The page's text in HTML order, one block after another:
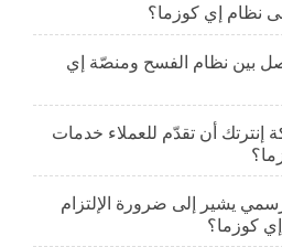
نظام إي كوزما؟
بين نظام الفسح ومنصّة إي
أن تقدّم للعملاء خدمات
يشير إلى ضرورة الإلتزام
كوزما؟